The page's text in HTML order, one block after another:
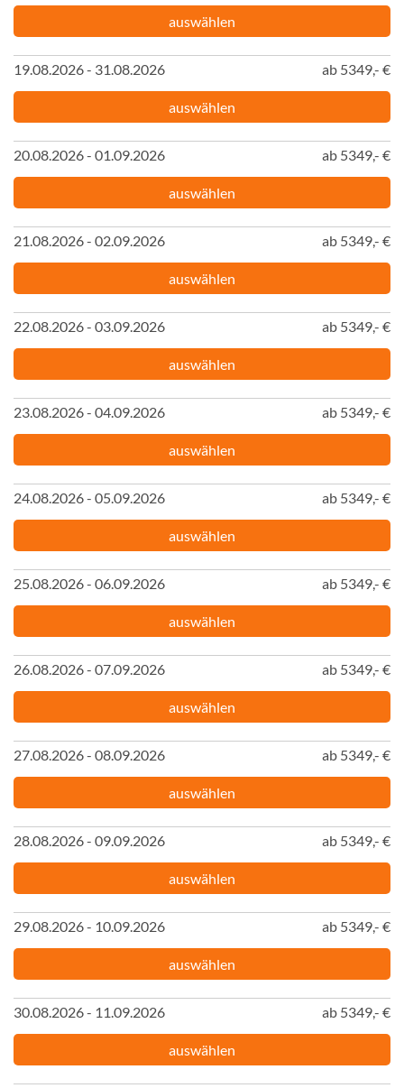
auswählen
19.08.2026 - 31.08.2026 ab 5349,- €
auswählen
20.08.2026 - 01.09.2026 ab 5349,- €
auswählen
21.08.2026 - 02.09.2026 ab 5349,- €
auswählen
22.08.2026 - 03.09.2026 ab 5349,- €
auswählen
23.08.2026 - 04.09.2026 ab 5349,- €
auswählen
24.08.2026 - 05.09.2026 ab 5349,- €
auswählen
25.08.2026 - 06.09.2026 ab 5349,- €
auswählen
26.08.2026 - 07.09.2026 ab 5349,- €
auswählen
27.08.2026 - 08.09.2026 ab 5349,- €
auswählen
28.08.2026 - 09.09.2026 ab 5349,- €
auswählen
29.08.2026 - 10.09.2026 ab 5349,- €
auswählen
30.08.2026 - 11.09.2026 ab 5349,- €
auswählen